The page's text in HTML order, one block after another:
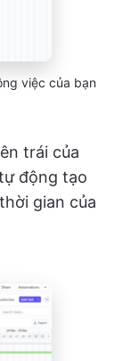
việc của bạn
trái của
động tạo
gian của